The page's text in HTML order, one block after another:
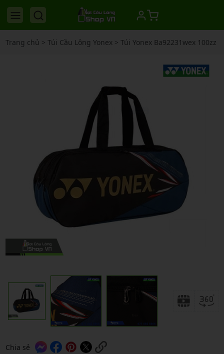
Trang chủ > Túi Cầu Lông Yonex> Túi Yonex Ba92231wex 100zz
Chia sẻ